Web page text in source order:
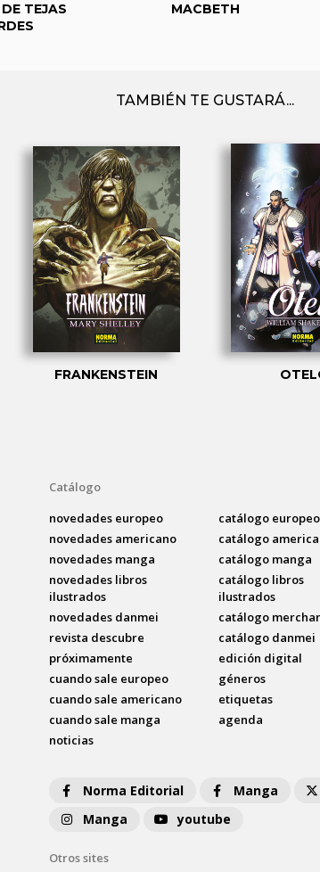
TEJAS
MACBETH
TAMBIÉN TE GUSTARÁ...
FRANKENSTEIN
Catálogo
novedades europeo
novedades americano
novedades manga
novedades libros
ilustrados
novedades danmei
revista descubre
próximamente
cuando sale europeo
cuando sale americano
cuando sale manga
noticias
catálogo europeo
catálogo
catálogo manga
catálogo libros
ilustrados
catálogo
catálogo danmei
edición digital
géneros
etiquetas
agenda
Norma Editorial Manga
Manga
youtube
Otros sites